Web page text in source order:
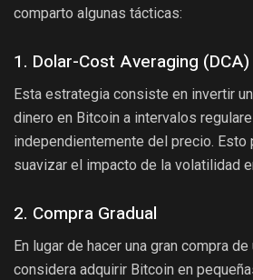
comparto algunas tácticas:
1. Dolar-Cost Averaging (DCA)
Esta estrategia consiste en invertir
dinero en Bitcoin a intervalos
independientemente del precio. Esto
suavizar el impacto de la volatilidad
2. Compra Gradual
En lugar de hacer una gran compra
considera adquirir Bitcoin en